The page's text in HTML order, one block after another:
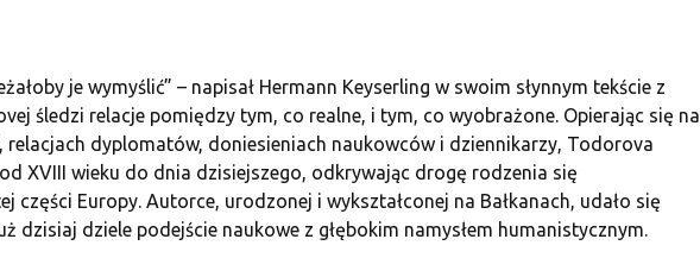
je wymyślić” – napisał Hermann Keyserling w swoim słynnym tekście z
śledzi relacje pomiędzy tym, co realne, i tym, co wyobrażone. Opierając się na
relacjach dyplomatów, doniesieniach naukowców i dziennikarzy, Todorova
XVIII wieku do dnia dzisiejszego, odkrywając drogę rodzenia się
części Europy. Autorce, urodzonej i wykształconej na Bałkanach, udało się
dzisiaj dziele podejście naukowe z głębokim namysłem humanistycznym.